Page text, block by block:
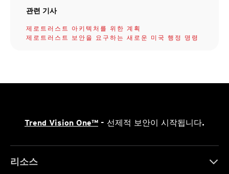
관련 기사
제로트러스트 아키텍처를 위한 계획
제로트러스트 보안을 요구하는 새로운 미국 행정 명령
Trend Vision One™ - 선제적 보안이 시작됩니다.
리소스